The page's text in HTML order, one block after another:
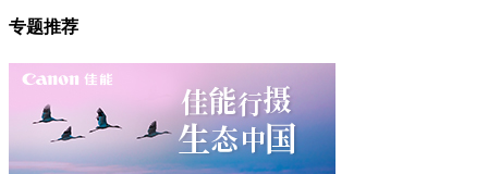
专题推荐